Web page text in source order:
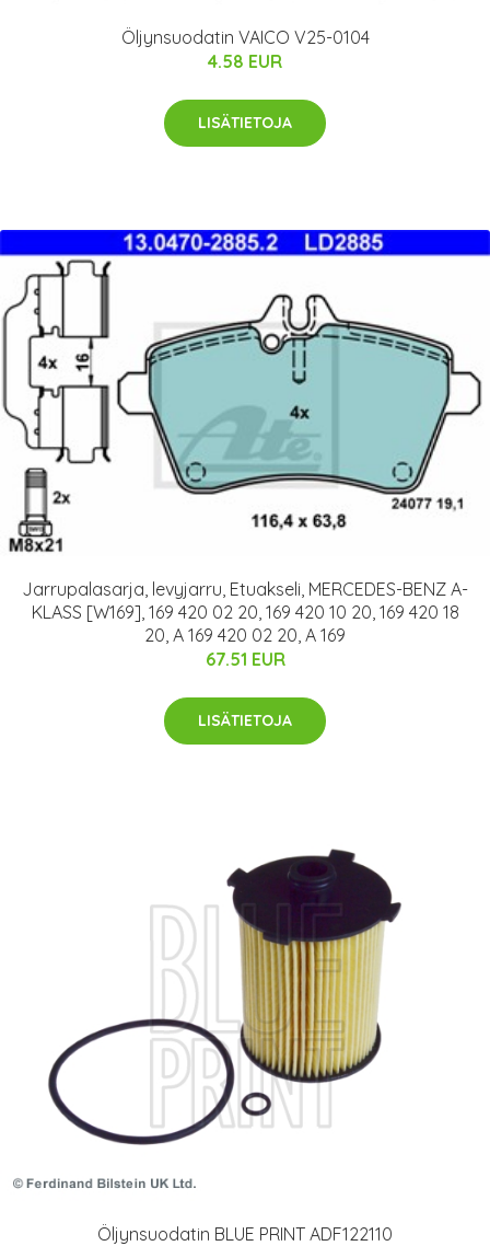
Öljynsuodatin VAICO V25-0104
4.58 EUR
LISÄTIETOJA
Jarrupalasarja, levyjarru, Etuakseli, MERCEDES-BENZ A-
KLASS [W169], 169 420 02 20, 169 420 10 20, 169 420 18
20, A 169 420 02 20, A 169
67.51 EUR
LISÄTIETOJA
Öljynsuodatin BLUE PRINT ADF122110